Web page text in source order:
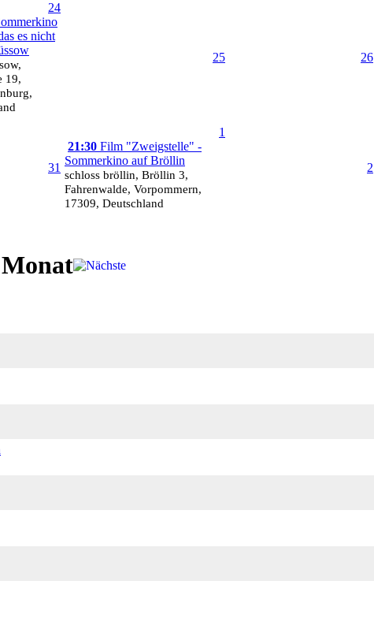
24
es nicht
19,
25 26
31
1
21:30 Film "Zweigstelle" -
Sommerkino auf Bröllin
schloss bröllin, Bröllin 3,
Fahrenwalde, Vorpommern,
17309, Deutschland
2